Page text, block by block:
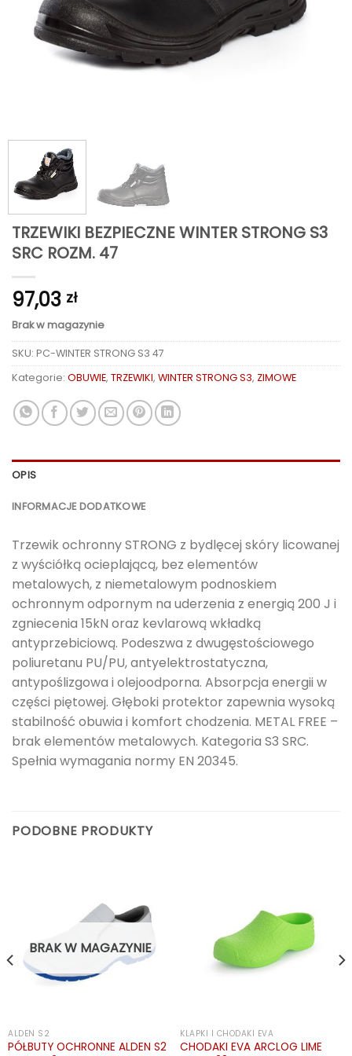
TRZEWIKI BEZPIECZNE WINTER STRONG S3
SRC ROZM. 47
97,03 zł
Brak w magazynie
SKU: PC-WINTER STRONG S3 47
Kategorie: OBUWIE, TRZEWIKI, WINTER STRONG S3, ZIMOWE
OPIS
INFORMACJE DODATKOWE
Trzewik ochronny STRONG z bydlęcej skóry licowanej
z wyściółką ocieplającą, bez elementów
metalowych, z niemetalowym podnoskiem
ochronnym odpornym na uderzenia z energią 200 J i
zgniecenia 15kN oraz kevlarową wkładką
antyprzebiciową. Podeszwa z dwugęstościowego
poliuretanu PU/PU, antyelektrostatyczna,
antypoślizgowa i olejoodporna. Absorpcja energii w
części piętowej. Głęboki protektor zapewnia wysoką
stabilność obuwia i komfort chodzenia. METAL FREE –
brak elementów metalowych. Kategoria S3 SRC.
Spełnia wymagania normy EN 20345.
PODOBNE PRODUKTY
BRAK W MAGAZYNIE
ALDEN S2
PÓŁBUTY OCHRONNE ALDEN S2
KLAPKI I CHODAKI EVA
CHODAKI EVA ARCLOG LIME